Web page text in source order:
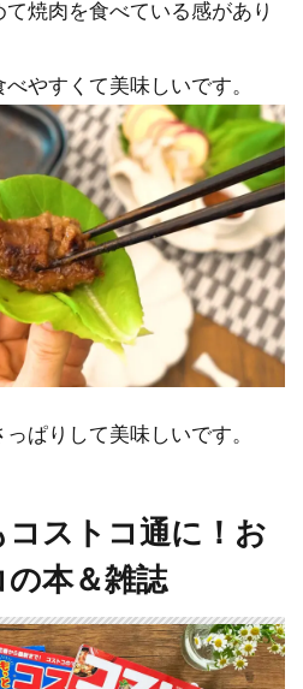
焼肉を食べている感があり
やすくて美味しいです。
ぱりして美味しいです。
ストコ通に！お
本＆雑誌